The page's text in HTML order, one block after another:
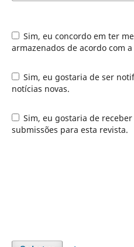
Sim, eu concordo em ter meus dados coletados e
armazenados de acordo com a
Sim, eu gostaria de ser notificado(a) de publicações e
notícias novas.
Sim, eu gostaria de receber solicitações para avaliar
submissões para esta revista.